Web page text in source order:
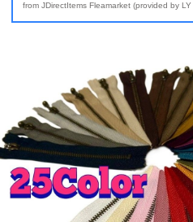
from JDirectItems Fleamarket (provided by